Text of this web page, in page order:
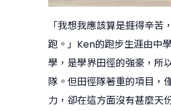
「我想我應該算是捱得辛
跑。」Ken的跑步生涯由中
學，是學界田徑的強豪，所
隊。但田徑隊著重的項目，
力，卻在這方面沒有甚麼天